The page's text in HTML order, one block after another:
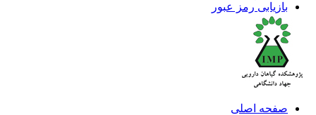
بازیابی رمز عبور
صفحه اصلی